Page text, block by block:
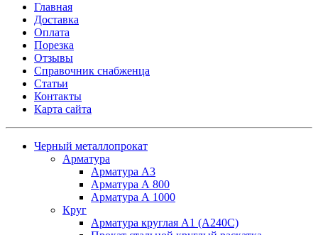
Главная
Доставка
Оплата
Порезка
Отзывы
Справочник снабженца
Статьи
Контакты
Карта сайта
Черный металлопрокат
Арматура
Арматура А3
Арматура А 800
Арматура А 1000
Круг
Арматура круглая А1 (А240C)